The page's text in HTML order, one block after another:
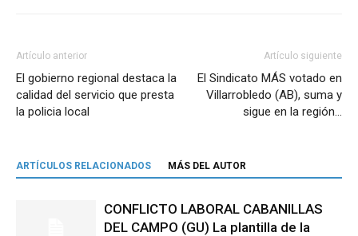
Artículo anterior
El gobierno regional destaca la
calidad del servicio que presta
la policia local
Artículo siguiente
El Sindicato MÁS votado en
Villarrobledo (AB), suma y
sigue en la región…
ARTÍCULOS RELACIONADOS MÁS DEL AUTOR
CONFLICTO LABORAL CABANILLAS
DEL CAMPO (GU) La plantilla de la